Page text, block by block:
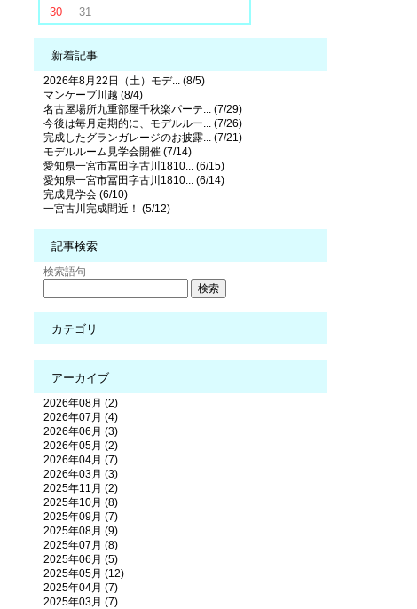
30
31
新着記事
2026年8月22日（土）モデ... (8/5)
マンケーブ川越 (8/4)
名古屋場所九重部屋千秋楽パーテ... (7/29)
今後は毎月定期的に、モデルルー... (7/26)
完成したグランガレージのお披露... (7/21)
モデルルーム見学会開催 (7/14)
愛知県一宮市冨田字古川1810... (6/15)
愛知県一宮市冨田字古川1810... (6/14)
完成見学会 (6/10)
一宮古川完成間近！ (5/12)
記事検索
検索語句
カテゴリ
アーカイブ
2026年08月 (2)
2026年07月 (4)
2026年06月 (3)
2026年05月 (2)
2026年04月 (7)
2026年03月 (3)
2025年11月 (2)
2025年10月 (8)
2025年09月 (7)
2025年08月 (9)
2025年07月 (8)
2025年06月 (5)
2025年05月 (12)
2025年04月 (7)
2025年03月 (7)